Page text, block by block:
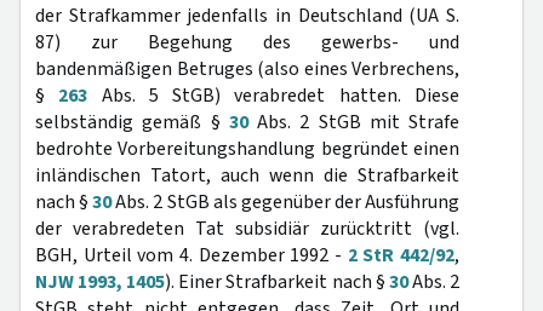
der Strafkammer jedenfalls in Deutschland (UA S.
87) zur Begehung des gewerbs- und
bandenmäßigen Betruges (also eines Verbrechens,
§ 263 Abs. 5 StGB) verabredet hatten. Diese
selbständig gemäß § 30Abs. 2 StGB mit Strafe
bedrohte Vorbereitungshandlung begründet einen
inländischen Tatort, auch wenn die Strafbarkeit
nach §30Abs. 2 StGB als gegenüber der Ausführung
der verabredeten Tat subsidiär zurücktritt (vgl.
BGH, Urteil vom 4. Dezember 1992 - 2 StR 442/92,
NJW 1993, 1405). Einer Strafbarkeit nach §30Abs. 2